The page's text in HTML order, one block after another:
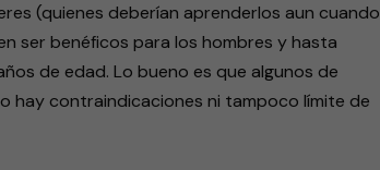
(quienes deberían aprenderlos aun cuando
ser benéficos para los hombres y hasta
de edad. Lo bueno es que algunos de
hay contraindicaciones ni tampoco límite de